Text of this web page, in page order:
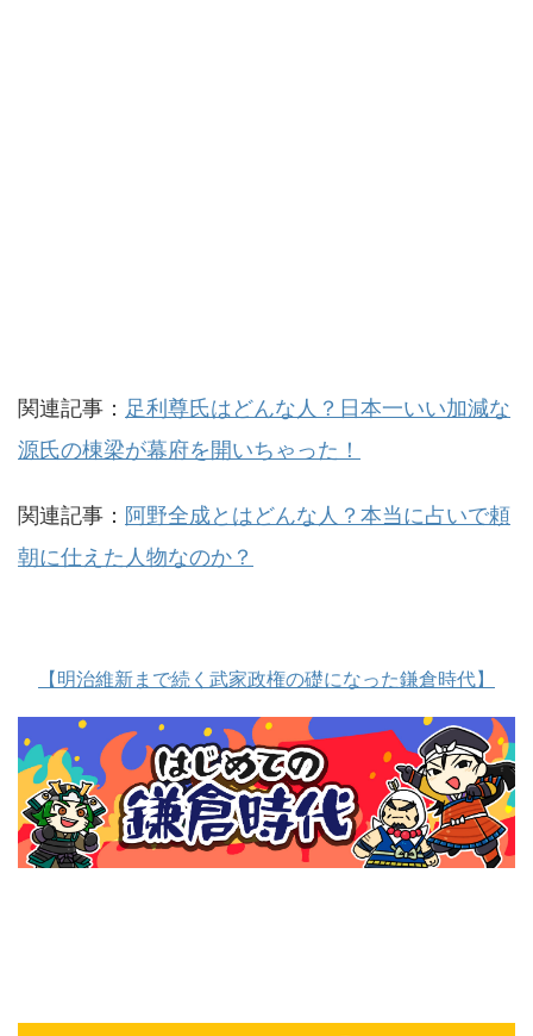
関連記事： 足利尊氏はどんな人？日本一いい加減な
源氏の棟梁が幕府を開いちゃった！
関連記事： 阿野全成とはどんな人？本当に占いで頼
朝に仕えた人物なのか？
【明治維新まで続く武家政権の礎になった鎌倉時代】